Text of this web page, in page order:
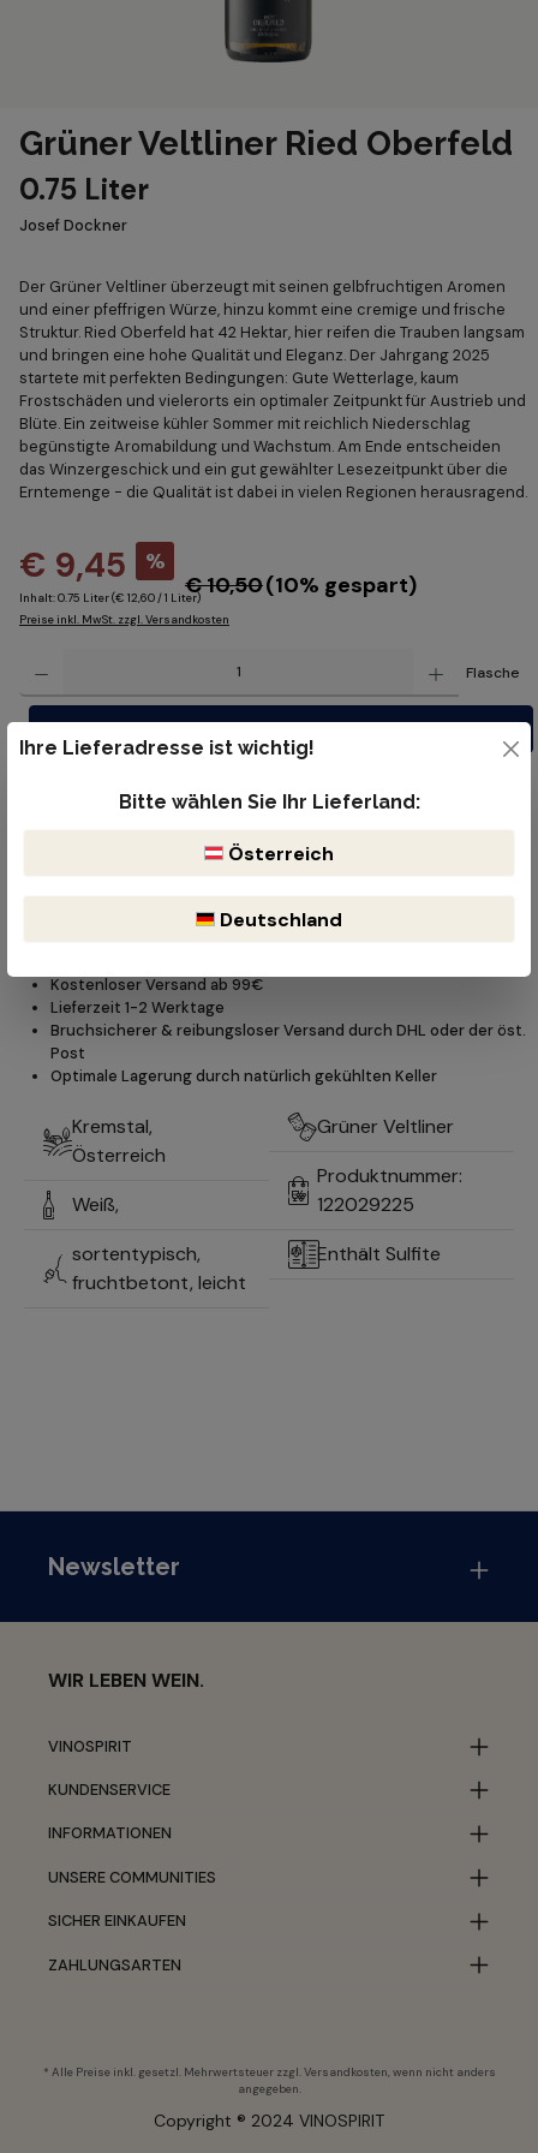
Grüner Veltliner Ried Oberfeld
0.75 Liter
Josef Dockner
Der Grüner Veltliner überzeugt mit seinen gelbfruchtigen Aromen
und einer pfeffrigen Würze, hinzu kommt eine cremige und frische
Struktur. Ried Oberfeld hat 42 Hektar, hier reifen die Trauben langsam
und bringen eine hohe Qualität und Eleganz. Der Jahrgang 2025
startete mit perfekten Bedingungen: Gute Wetterlage, kaum
Frostschäden und vielerorts ein optimaler Zeitpunkt für Austrieb und
Blüte. Ein zeitweise kühler Sommer mit reichlich Niederschlag
begünstigte Aromabildung und Wachstum. Am Ende entscheiden
das Winzergeschick und ein gut gewählter Lesezeitpunkt über die
Erntemenge - die Qualität ist dabei in vielen Regionen herausragend.
€ 9,45
%
€ 10,50(10% gespart)
Inhalt:0.75 Liter(€ 12,60 / 1 Liter)
Preise inkl. MwSt. zzgl. Versandkosten
Flasche
In den Warenkorb
Besonderes
Dieses Produkt ist in einem oder mehreren Bundle-Paketen
enthalten. Probieren Sie es aus und profitieren Sie von einem
Kostenloser Versand ab 99€
Lieferzeit 1-2 Werktage
Bruchsicherer & reibungsloser Versand durch DHL oder der öst.
Post
Optimale Lagerung durch natürlich gekühlten Keller
Kremstal,
Österreich
Weiß,
sortentypisch,
fruchtbetont, leicht
Grüner Veltliner
Produktnummer:
122029225
Enthält Sulfite
Newsletter
WIR LEBEN WEIN.
VINOSPIRIT
KUNDENSERVICE
INFORMATIONEN
UNSERE COMMUNITIES
SICHER EINKAUFEN
ZAHLUNGSARTEN
* Alle Preise inkl. gesetzl. Mehrwertsteuer zzgl.Versandkosten, wenn nicht anders
angegeben.
Copyright ® 2024 VINOSPIRIT
Ihre Lieferadresse ist wichtig!
Bitte wählen Sie Ihr Lieferland:
Österreich
Deutschland